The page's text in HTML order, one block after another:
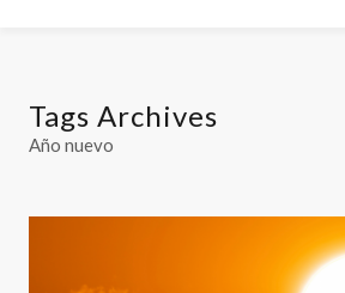
Tags Archives
Año nuevo